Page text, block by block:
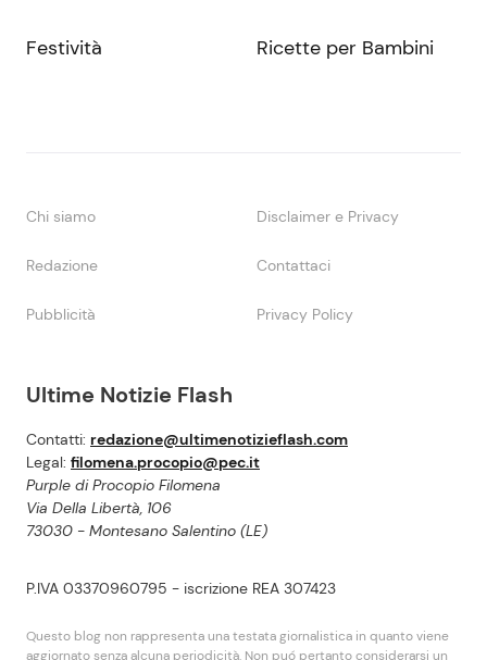
Ultime Notizie Flash
Contatti: redazione@ultimenotizieflash.com
Legal: filomena.procopio@pec.it
Purple di Procopio Filomena
Via Della Libertà, 106
73030 - Montesano Salentino (LE)
P.IVA 03370960795 - iscrizione REA 307423
Questo blog non rappresenta una testata giornalistica in quanto viene
aggiornato senza alcuna periodicità. Non puó pertanto considerarsi un
Festività Ricette per Bambini
Chi siamo Disclaimer e Privacy
Redazione Contattaci
Pubblicità Privacy Policy